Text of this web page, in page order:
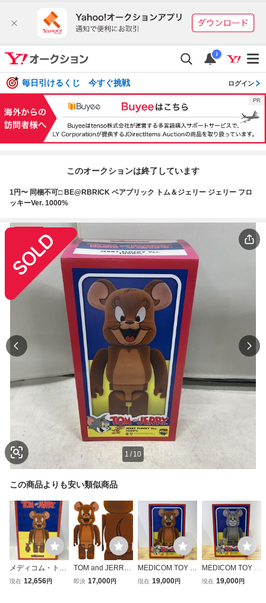
i
毎日引けるくじ 今すぐ挑戦 ログイン
このオークションは終了しています
1円〜 同梱不可□ BE@RBRICK ベアブリック トム＆ジェリー ジェリー フロ
ッキーVer. 1000%
1 / 10
この商品よりも安い類似商品
メディコム・トイ
JERRY フロッキ
現在 12,656円
TOM and JERRY
2nd JERRY フロ
即決 17,000円
MEDICOM TOY B
E@RBRICK 2021
現在 19,000円
MEDICOM TOY B
E@RBRICK 2021
現在 19,000円